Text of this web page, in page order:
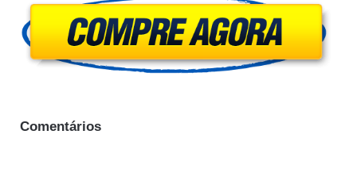
Comentários